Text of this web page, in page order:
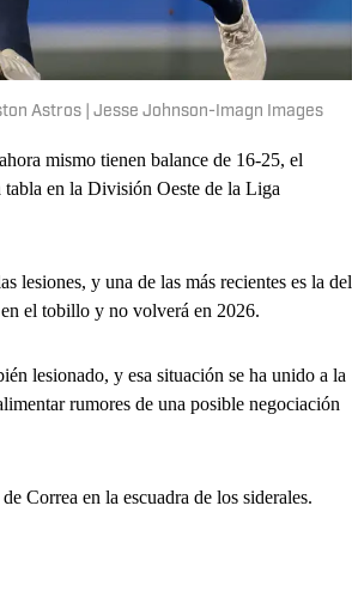
Astros | Jesse Johnson-Imagn Images
mismo tienen balance de 16-25, el
en la División Oeste de la Liga
lesiones, y una de las más recientes es la del
el tobillo y no volverá en 2026.
lesionado, y esa situación se ha unido a la
rumores de una posible negociación
Correa en la escuadra de los siderales.